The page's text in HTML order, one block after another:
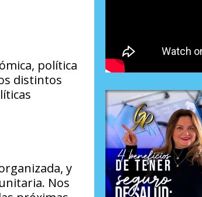
política
distintos
y
Nos